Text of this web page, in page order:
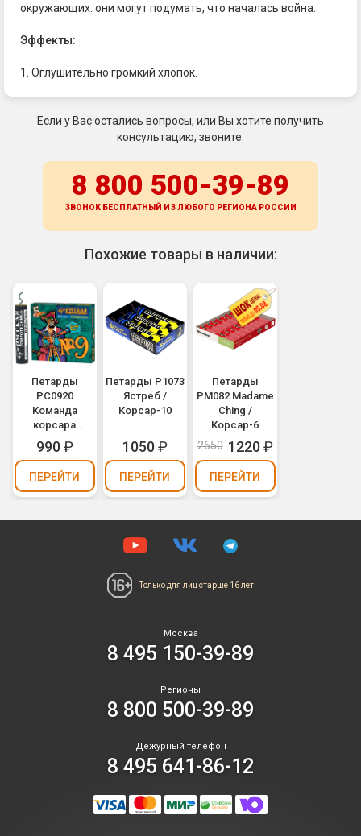
окружающих: они могут подумать, что началась война.
Эффекты:
1. Оглушительно громкий хлопок.
Если у Вас остались вопросы, или Вы хотите получить
консультацию, звоните:
8 800 500-39-89
ЗВОНОК БЕСПЛАТНЫЙ ИЗ ЛЮБОГО РЕГИОНА РОССИИ
Похожие товары в наличии:
Петарды
РС0920
Команда
корсара
Моргана 9ф /
Корсар-9
фитильный
990₽
ПЕРЕЙТИ
Петарды Р1073
Ястреб /
Корсар-10
1050₽
ПЕРЕЙТИ
Петарды
PM082 Madame
Ching /
Корсар-6
2650 1220₽
ПЕРЕЙТИ
Только для лиц старше 16 лет
Москва
8 495 150-39-89
Регионы
8 800 500-39-89
Дежурный телефон
8 495 641-86-12